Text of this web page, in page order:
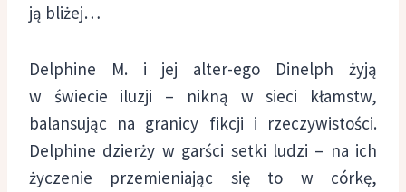
ją bliżej…
Delphine M. i jej alter-ego Dinelph żyją
w świecie iluzji – nikną w sieci kłamstw,
balansując na granicy fikcji i rzeczywistości.
Delphine dzierży w garści setki ludzi – na ich
życzenie przemieniając się to w córkę,